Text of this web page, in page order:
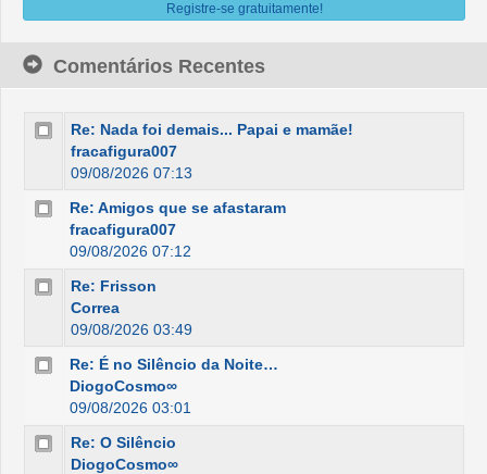
Registre-se gratuitamente!
Comentários Recentes
Re: Nada foi demais... Papai e mamãe!
fracafigura007
09/08/2026 07:13
Re: Amigos que se afastaram
fracafigura007
09/08/2026 07:12
Re: Frisson
Correa
09/08/2026 03:49
Re: É no Silêncio da Noite…
DiogoCosmo∞
09/08/2026 03:01
Re: O Silêncio
DiogoCosmo∞